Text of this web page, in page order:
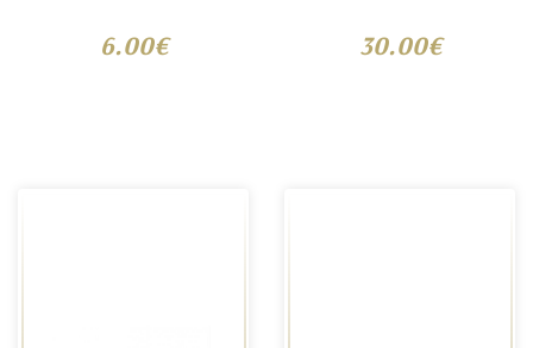
6.00€ 30.00€